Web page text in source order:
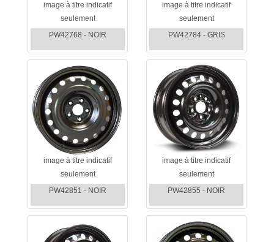
image à titre indicatif
seulement
PW42768 - NOIR
image à titre indicatif
seulement
PW42784 - GRIS
image à titre indicatif
seulement
PW42851 - NOIR
image à titre indicatif
seulement
PW42855 - NOIR